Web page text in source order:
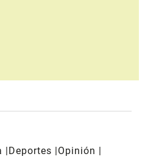
Deportes
Opinión